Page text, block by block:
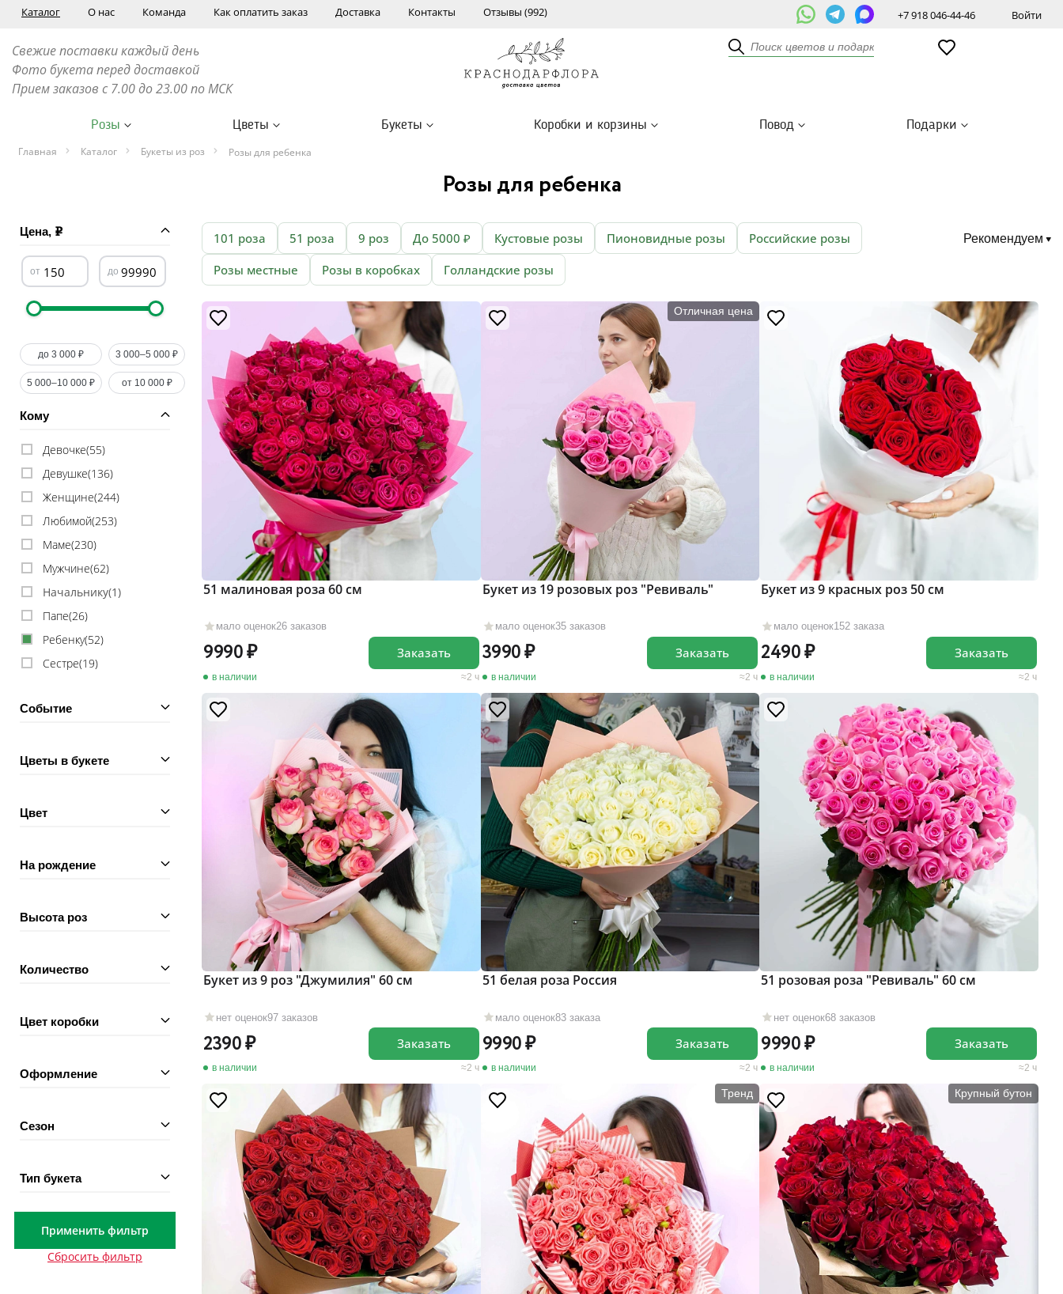
Каталог О нас Команда Как оплатить заказ Доставка Контакты Отзывы (992) +7 918 046-44-46 Войти
Свежие поставки каждый день
Фото букета перед доставкой
Прием заказов с 7.00 до 23.00 по МСК
Розы Цветы Букеты Коробки и корзины Повод Подарки
Главная Каталог Букеты из роз Розы для ребенка
Розы для ребенка
Цена,
до 3 000 ₽ 3 000–5 000 ₽
5 000–10 000 ₽ от 10 000 ₽
Кому
Девочке(55)
Девушке(136)
Женщине(244)
Любимой(253)
Маме(230)
Мужчине(62)
Начальнику(1)
Папе(26)
Ребенку(52)
Сестре(19)
Событие
Цветы в букете
Цвет
На рождение
Высота роз
Количество
Цвет коробки
Оформление
Сезон
Тип букета
Применить фильтр
Сбросить фильтр
101 роза 51 роза 9 роз До 5000 ₽ Кустовые розы Пионовидные розы
Российские розы
Розы местные
Розы в коробках Голландские розы
Рекомендуем
мало оценок26 заказов
51 малиновая роза 60 см
9990
в наличии 2 ч
Заказать
Отличная цена
мало оценок35 заказов
Букет из 19 розовых роз "Ревиваль"
3990
в наличии 2 ч
Заказать
мало оценок152 заказа
Букет из 9 красных роз 50 см
2490
в наличии 2 ч
Заказать
нет оценок97 заказов
Букет из 9 роз "Джумилия" 60 см
2390
в наличии 2 ч
Заказать
мало оценок83 заказа
51 белая роза Россия
9990
в наличии 2 ч
Заказать
нет оценок68 заказов
51 розовая роза "Ревиваль" 60 см
9990
в наличии 2 ч
Заказать
Тренд Крупный бутон